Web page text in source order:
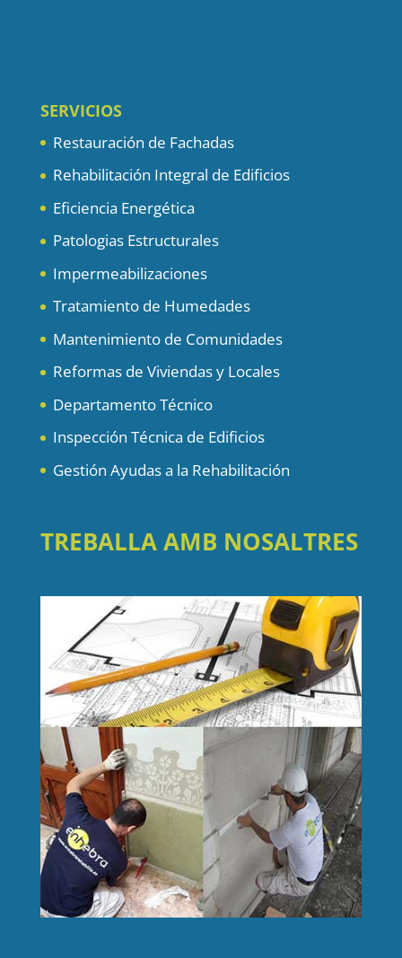
SERVICIOS
Restauración de Fachadas
Rehabilitación Integral de Edificios
Eficiencia Energética
Patologias Estructurales
Impermeabilizaciones
Tratamiento de Humedades
Mantenimiento de Comunidades
Reformas de Viviendas y Locales
Departamento Técnico
Inspección Técnica de Edificios
Gestión Ayudas a la Rehabilitación
TREBALLA AMB NOSALTRES